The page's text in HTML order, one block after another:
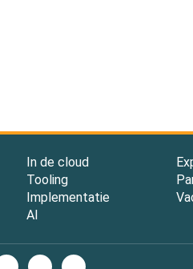
In de cloud
Tooling
Implementatie
AI